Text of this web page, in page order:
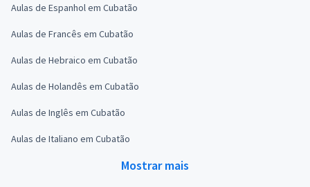
Aulas de Espanhol em Cubatão
Aulas de Francês em Cubatão
Aulas de Hebraico em Cubatão
Aulas de Holandês em Cubatão
Aulas de Inglês em Cubatão
Aulas de Italiano em Cubatão
Mostrar mais